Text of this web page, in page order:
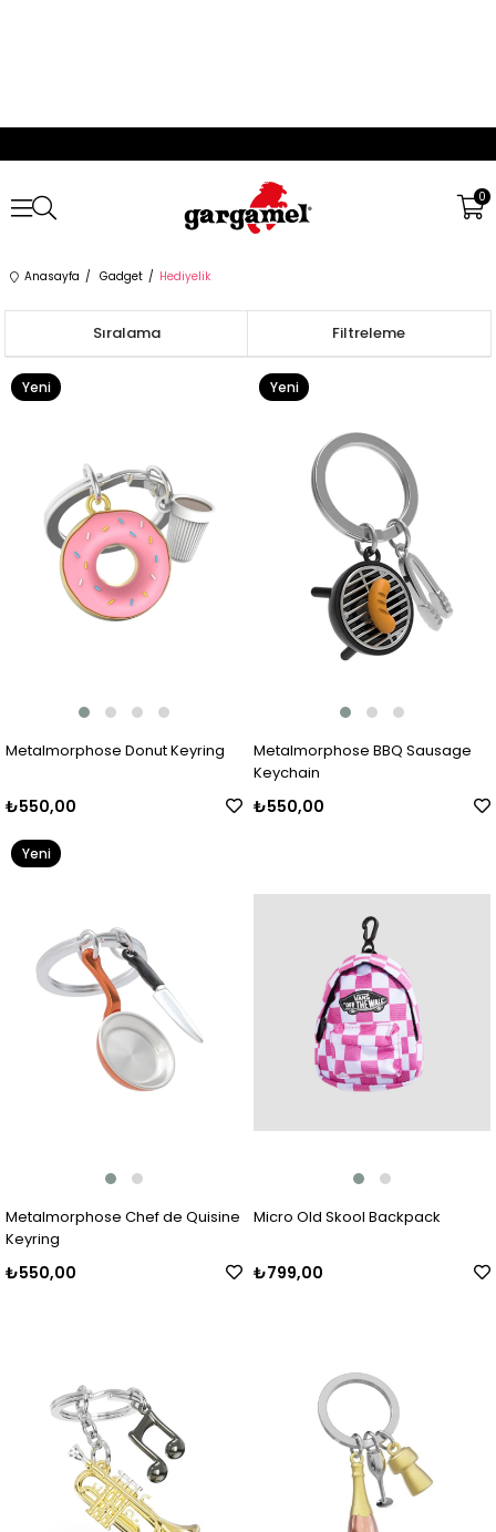
0
Anasayfa Gadget Hediyelik
Filtreleme
Sıralama
Metalmorphose Donut Keyring
₺550,00
Yeni
Metalmorphose BBQ Sausage
Keychain
₺550,00
Yeni
Metalmorphose Chef de Quisine
Keyring
₺550,00
Yeni
Micro Old Skool Backpack
₺799,00